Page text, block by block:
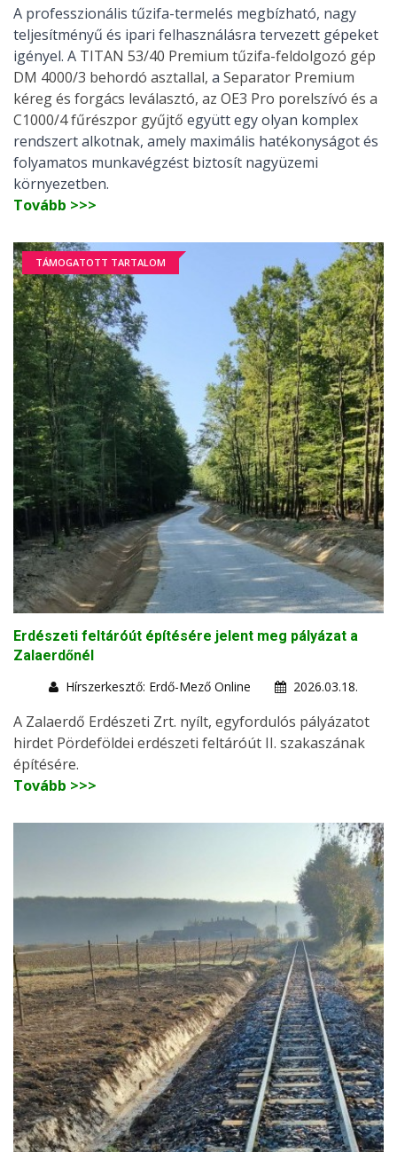
A professzionális tűzifa-termelés megbízható, nagy
teljesítményű és ipari felhasználásra tervezett gépeket
igényel. A TITAN 53/40 Premium tűzifa-feldolgozó gép
DM 4000/3 behordó asztallal, a Separator Premium
kéreg és forgács leválasztó, az OE3 Pro porelszívó és a
C1000/4 fűrészpor gyűjtő együtt egy olyan komplex
rendszert alkotnak, amely maximális hatékonyságot és
folyamatos munkavégzést biztosít nagyüzemi
környezetben.
Tovább >>>
TÁMOGATOTT TARTALOM
Erdészeti feltáróút építésére jelent meg pályázat a
Zalaerdőnél
Hírszerkesztő: Erdő-Mező Online
2026.03.18.
A Zalaerdő Erdészeti Zrt. nyílt, egyfordulós pályázatot
hirdet Pördeföldei erdészeti feltáróút II. szakaszának
építésére.
Tovább >>>